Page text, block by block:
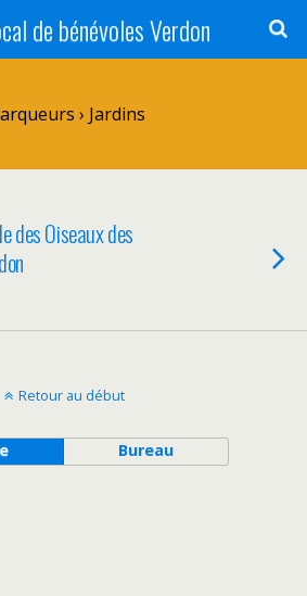
de bénévoles Verdon
› Jardins
des Oiseaux des
Retour au début
Bureau